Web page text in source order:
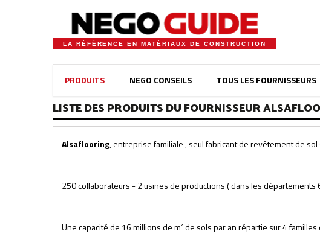
LA RÉFÉRENCE EN MATÉRIAUX DE CONSTRUCTION
PRODUITS NEGO CONSEILS TOUS LES FOURNISSEURS
LISTE DES PRODUITS DU FOURNISSEUR
Alsaflooring, entreprise familiale , seul fabricant de revêtement de
250 collaborateurs - 2 usines de productions ( dans les départements
Une capacité de 16 millions de m² de sols par an répartie sur 4